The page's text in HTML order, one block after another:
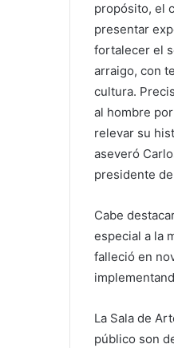
propósito, el
presentar
fortalecer el
arraigo, con
cultura.
al hombre
relevar su
aseveró
presidente
Cabe
especial a la
falleció en
La Sala de
público son